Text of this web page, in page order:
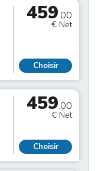
459.00
€ Net
Choisir
459.00
€ Net
Choisir